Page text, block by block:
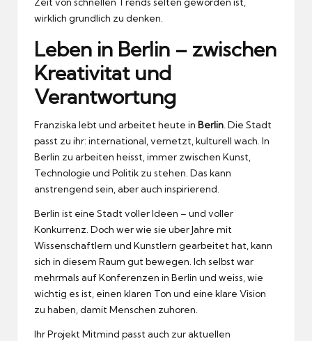
wirklich grundlich zu denken.
Leben in Berlin – zwischen
Kreativitat und
Verantwortung
Franziska lebt und arbeitet heute in Berlin Die Stadt
passt zu ihr: international, vernetzt, kulturell wach. In
Berlin zu arbeiten heisst, immer zwischen Kunst,
Technologie und Politik zu stehen. Das kann
anstrengend sein, aber auch inspirierend.
Berlin ist eine Stadt voller Ideen – und voller
Konkurrenz. Doch wer wie sie uber Jahre mit
Wissenschaftlern und Kunstlern gearbeitet hat, kann
sich in diesem Raum gut bewegen. Ich selbst war
mehrmals auf Konferenzen in Berlin und weiss, wie
wichtig es ist, einen klaren Ton und eine klare Vision
zu haben, damit Menschen zuhoren.
Ihr Projekt Mitmind passt auch zur aktuellen